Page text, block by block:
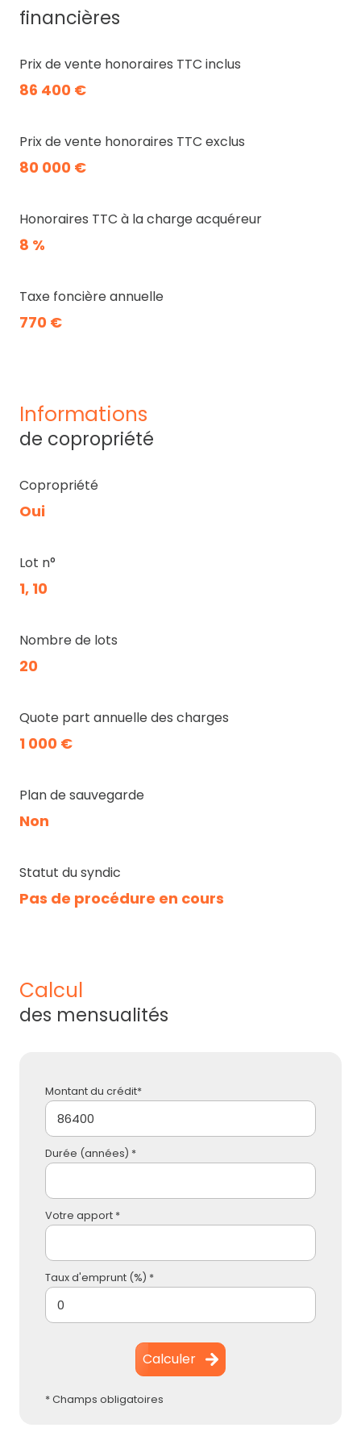
financières
Prix de vente honoraires TTC inclus
86 400 €
Prix de vente honoraires TTC exclus
80 000 €
Honoraires TTC à la charge acquéreur
8 %
Taxe foncière annuelle
770 €
informations
de copropriété
Copropriété
Oui
Lot n°
1, 10
Nombre de lots
20
Quote part annuelle des charges
1 000 €
Plan de sauvegarde
Non
Statut du syndic
Pas de procédure en cours
calcul
des mensualités
Montant du crédit*
Durée (années) *
Votre apport *
Taux d'emprunt (%) *
Calculer
* Champs obligatoires